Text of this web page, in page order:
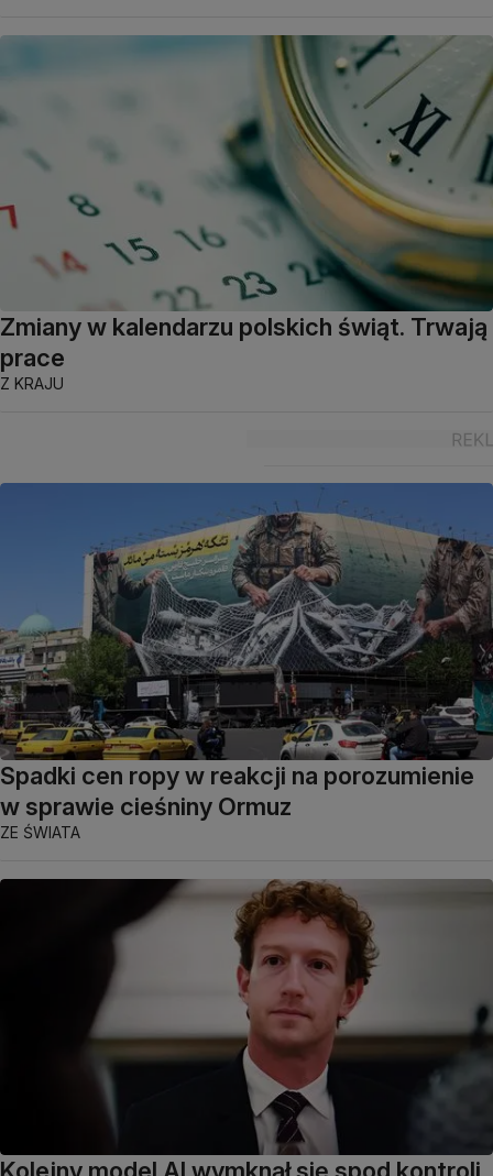
Zmiany w kalendarzu polskich świąt. Trwają
prace
Z KRAJU
Spadki cen ropy w reakcji na porozumienie
w sprawie cieśniny Ormuz
ZE ŚWIATA
Kolejny model AI wymknął się spod kontroli.